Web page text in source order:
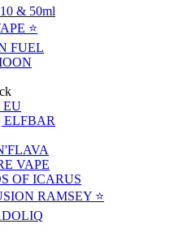
& 50ml
⭐️
FUEL
EU
ELFBAR
VAPE
OF ICARUS
RAMSEY ⭐️